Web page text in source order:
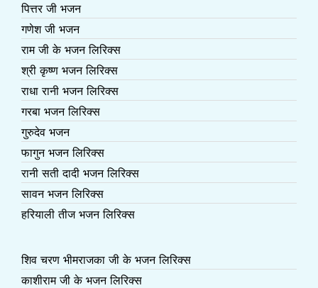
पित्तर जी भजन
गणेश जी भजन
राम जी के भजन लिरिक्स
श्री कृष्ण भजन लिरिक्स
राधा रानी भजन लिरिक्स
गरबा भजन लिरिक्स
गुरुदेव भजन
फागुन भजन लिरिक्स
रानी सती दादी भजन लिरिक्स
सावन भजन लिरिक्स
हरियाली तीज भजन लिरिक्स
शिव चरण भीमराजका जी के भजन लिरिक्स
काशीराम जी के भजन लिरिक्स